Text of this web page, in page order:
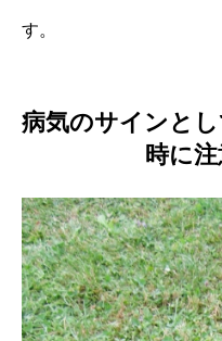
す。
病気のサインと
時に